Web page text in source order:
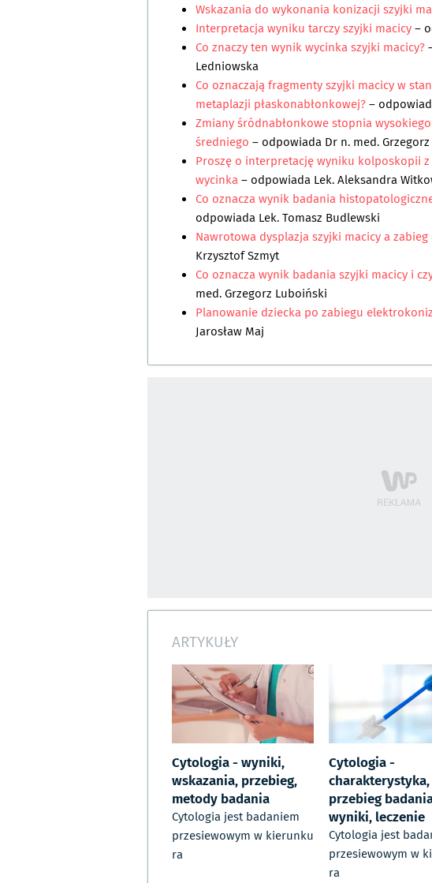
Wskazania do wykonania konizacji szyjki
Interpretacja wyniku tarczy szyjki macicy–
Co znaczy ten wynik wycinka szyjki macicy?
Ledniowska
Co oznaczają fragmenty szyjki macicy w
metaplazji płaskonabłonkowej?–
Zmiany śródnabłonkowe stopnia
średniego – odpowiada Dr n. med.
Proszę o interpretację wyniku kolposkopii
wycinka– odpowiada Lek. Aleksandra
Co oznacza wynik badania
odpowiada Lek. Tomasz Budlewski
Nawrotowa dysplazja szyjki macicy a
Krzysztof Szmyt
Co oznacza wynik badania szyjki macicy i
med. Grzegorz Luboiński
Planowanie dziecka po zabiegu
Jarosław Maj
ARTYKUŁY
Cytologia - wyniki,
wskazania, przebieg,
metody badania
Cytologia jest badaniem
przesiewowym w kierunku
ra
Cytologia -
charakterystyka,
przebieg
wyniki, leczenie
Cytologia jest
przesiewowym w
ra